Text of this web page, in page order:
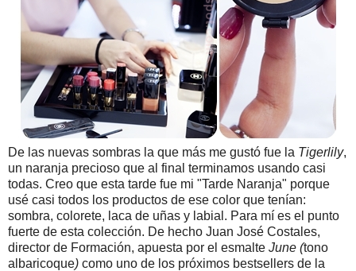
De las nuevas sombras la que más me gustó fue la Tigerlily,
un naranja precioso que al final terminamos usando casi
todas. Creo que esta tarde fue mi "Tarde Naranja" porque
usé casi todos los productos de ese color que tenían:
sombra, colorete, laca de uñas y labial. Para mí es el punto
fuerte de esta colección. De hecho Juan José Costales,
director de Formación, apuesta por el esmalte June (tono
albaricoque) como uno de los próximos bestsellers de la